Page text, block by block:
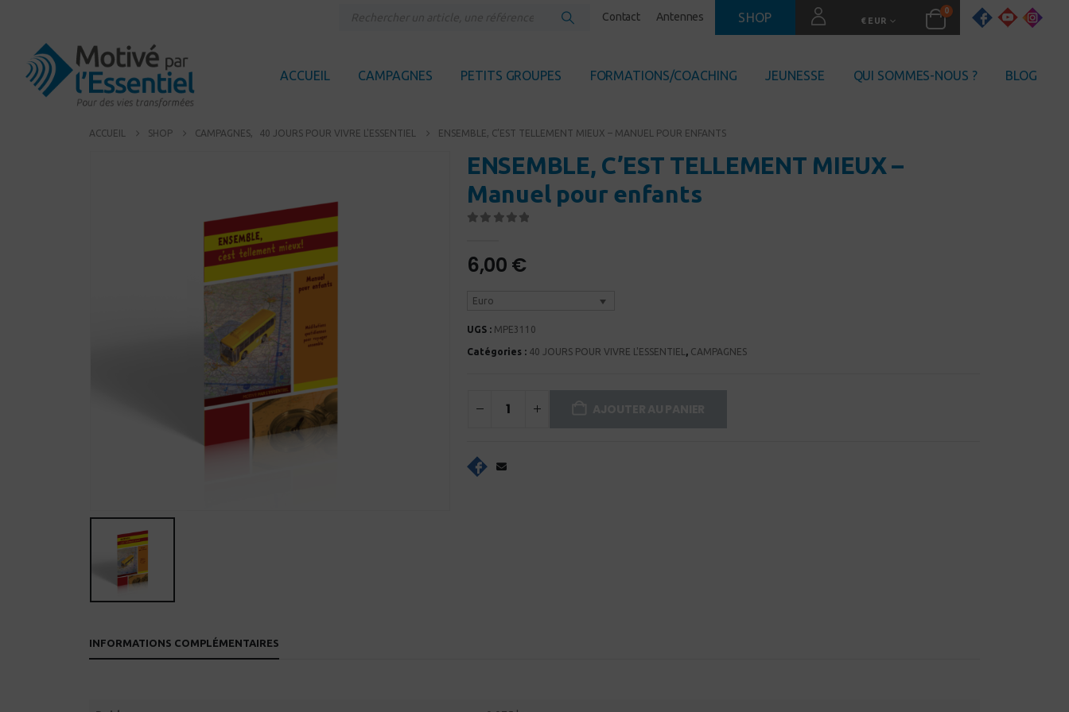
Contact Antennes SHOP € EUR
0
ACCUEIL CAMPAGNES PETITS GROUPES FORMATIONS/COACHING JEUNESSE QUI SOMMES-NOUS ? BLOG
ACCUEIL SHOP CAMPAGNES, 40 JOURS POUR VIVRE L'ESSENTIEL ENSEMBLE, C’EST TELLEMENT MIEUX – MANUEL POUR ENFANTS
ENSEMBLE, C’EST TELLEMENT MIEUX –
Manuel pour enfants
6,00 €
Euro
UGS : MPE3110
Catégories : 40 JOURS POUR VIVRE L'ESSENTIEL , CAMPAGNES
INFORMATIONS COMPLÉMENTAIRES